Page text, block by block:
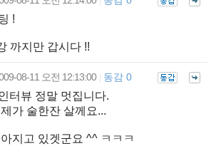
!
까지만 갑시다 !!
08-11 오전 12:13:00 동감 0
터뷰 정말 멋집니다.
가 술한잔 살께요...
지고 있겟군요 ^^ ㅋㅋㅋ